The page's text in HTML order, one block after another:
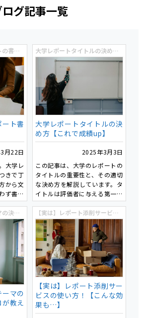
ログ記事一覧
はじめての大学レポートの書き方入門
ト書
月22日
大学レ
きで丁
から文
ず書け
大学レポートタイトルの決め方【これで成績up】
大学レポートタイトルの決
め方【これで成績up】
2025年3月3日
この記事は、大学のレポートの
タイトルの重要性と、その適切
な決め方を解説しています。タ
イトルは評価者に与える第一印
象を決定し、適切なものを設定
することで成績向上につながり
ます。具体性・簡潔さ・キーワ
ードの活用が重要であり、実践
的なタイトル作成の3ステップ
が紹介されています。また、タ
イトルの最終チェックポイント
を提示し、曖昧な表現の回避や
文字数の適切な調整が推奨され
ています。
大学のレポートのテーマの決め方【添削のプロが教える】
マの
教え
【実は】レポート添削サービスの使い方！【こんな効果も…】
【実は】レポート添削サー
ビスの使い方！【こんな効
果も…】